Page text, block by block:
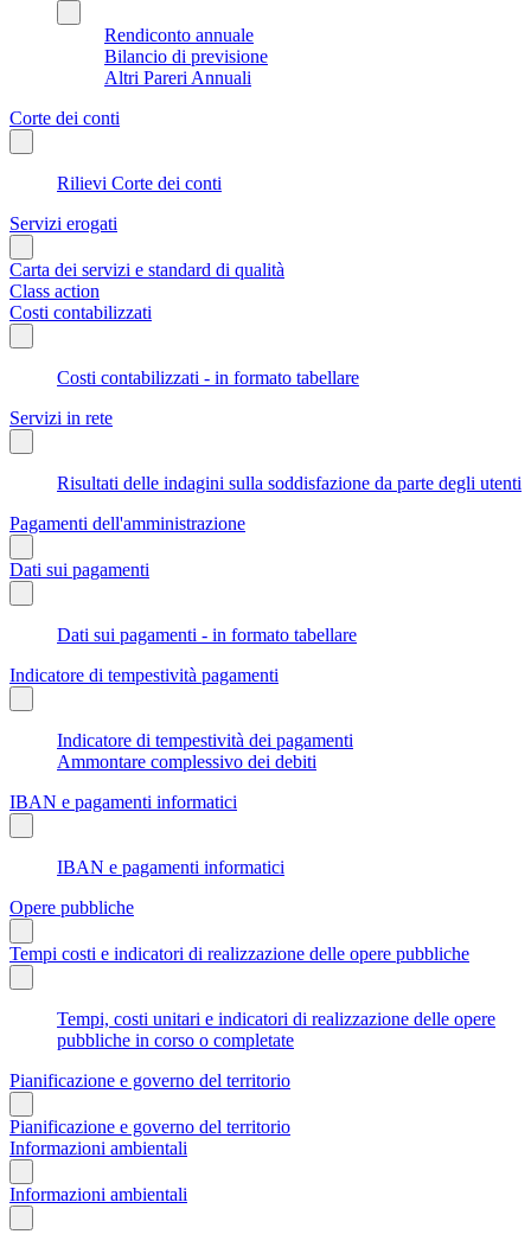
Rendiconto annuale
Bilancio di previsione
Altri Pareri Annuali
Corte dei conti
Rilievi Corte dei conti
Servizi erogati
Carta dei servizi e standard di qualità
Class action
Costi contabilizzati
Costi contabilizzati - in formato tabellare
Servizi in rete
Risultati delle indagini sulla soddisfazione da parte degli utenti
Pagamenti dell'amministrazione
Dati sui pagamenti
Dati sui pagamenti - in formato tabellare
Indicatore di tempestività pagamenti
Indicatore di tempestività dei pagamenti
Ammontare complessivo dei debiti
IBAN e pagamenti informatici
IBAN e pagamenti informatici
Opere pubbliche
Tempi costi e indicatori di realizzazione delle opere pubbliche
Tempi, costi unitari e indicatori di realizzazione delle opere
pubbliche in corso o completate
Pianificazione e governo del territorio
Pianificazione e governo del territorio
Informazioni ambientali
Informazioni ambientali